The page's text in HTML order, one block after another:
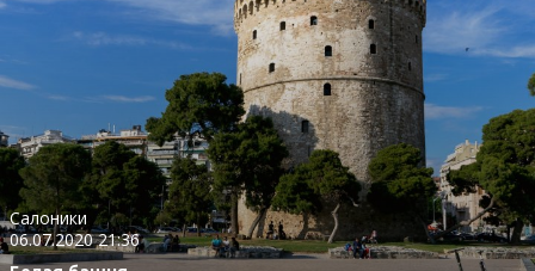
Салоники
06.07.2020 21:36